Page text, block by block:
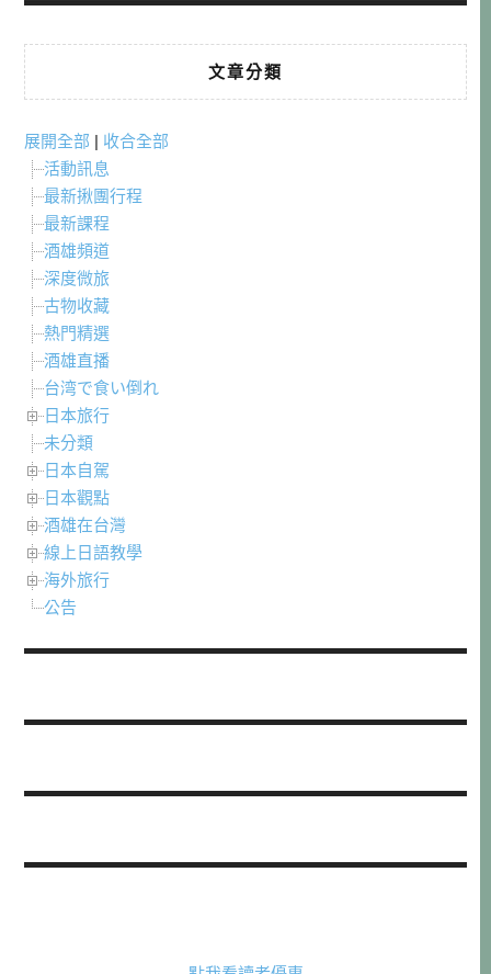
文章分類
展開全部 | 收合全部
活動訊息
最新揪團行程
最新課程
酒雄頻道
深度微旅
古物收藏
熱門精選
酒雄直播
台湾で食い倒れ
日本旅行
未分類
日本自駕
日本觀點
酒雄在台灣
線上日語教學
海外旅行
公告